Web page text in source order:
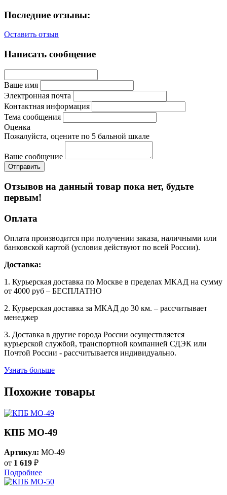
Последние отзывы:
Оставить отзыв
Написать сообщение
Ваше имя
Электронная почта
Контактная информация
Тема сообщения
Оценка
Пожалуйста, оцените по 5 бальной шкале
Ваше сообщение
Отзывов на данный товар пока нет, будьте
первым!
Оплата
Оплата производится при получении заказа, наличными или
банковской картой (условия действуют по всей России).
Доставка:
1. Курьерская доставка по Москве в пределах МКАД на сумму
от 4000 руб – БЕСПЛАТНО
2. Курьерская доставка за МКАД до 30 км. – рассчитывает
менеджер
3. Доставка в другие города России осуществляется
курьерской службой, транспортной компанией СДЭК или
Почтой России - рассчитывается индивидуально.
Узнать больше
Похожие товары
КПБ MO-49
Артикул: MO-49
от 1 619 ₽
Подробнее